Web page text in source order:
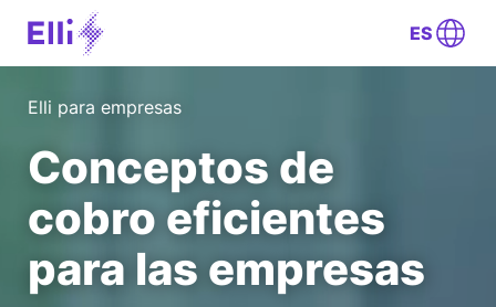
ES
Elli para empresas
Conceptos de
cobro eficientes
para las empresas